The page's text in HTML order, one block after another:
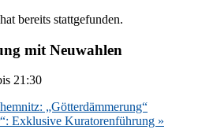
be­reits stattgefunden.
mit Neuwahlen
21:30
„Göt­ter­däm­me­rung“
Ex­klu­si­ve Ku­ra­to­ren­füh­rung »